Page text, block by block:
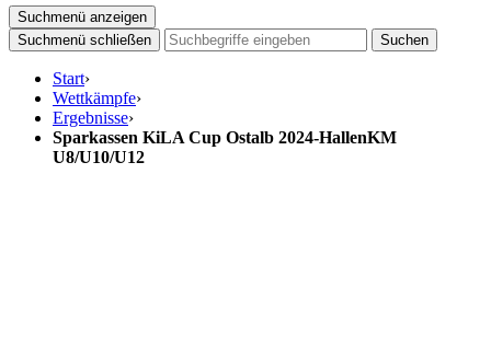
Suchmenü anzeigen
Suchmenü schließen
Suchen
Start›
Wettkämpfe›
Ergebnisse›
Sparkassen KiLA Cup Ostalb 2024-HallenKM
U8/U10/U12